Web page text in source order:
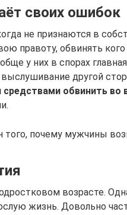
своих ошибок
не признаются в
правоту, обвинять
у них в спорах
другой
обвинить во
почему мужчины
возрасте.
жизнь. Довольно